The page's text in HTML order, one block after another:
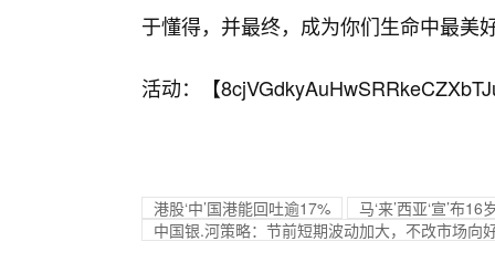
于懂得，并最终，成为你们生命中最美
活动：【
港股‘中’国港能回吐逾17%
马‘来’西亚‘宣’布
中国银.河策略：节前短期波动加大，不改市场向